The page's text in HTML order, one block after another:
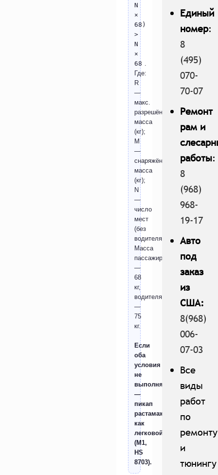
N
×
68)
>
N
×
68 .
Где:
R
—
макс.
разрешённая
масса
(кг);
M
—
снаряжённая
масса
(кг);
N
—
число
мест
(без
водителя).
Масса
пассажира
—
68
кг,
водителя
—
75
кг.
Если
оба
условия
не
выполняются
—
пикап
растамаживается
как
легковой
(M1,
HS
8703).
Единый
номер:
8
(495)
070-
70-07
Ремонт
рам и
работы:
8
(968)
968-
19-17
Авто
под
заказ
из
США:
8(968)
006-
07-03
Все
виды
работ
по
ремонту
и
тюнингу